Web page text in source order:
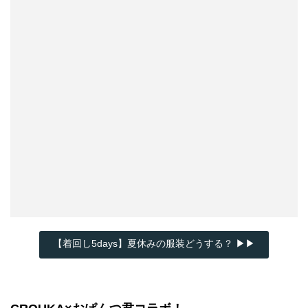
【着回し5days】夏休みの服装どうする？ ▶▶